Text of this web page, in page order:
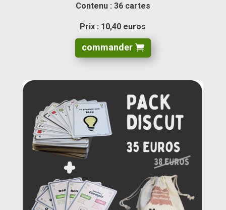
Contenu : 36 cartes
Prix : 10,40 euros
commander